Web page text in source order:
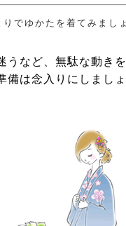
りでゆかたを着てみまし
うなど、無駄な動き
備は念入りにしましょ